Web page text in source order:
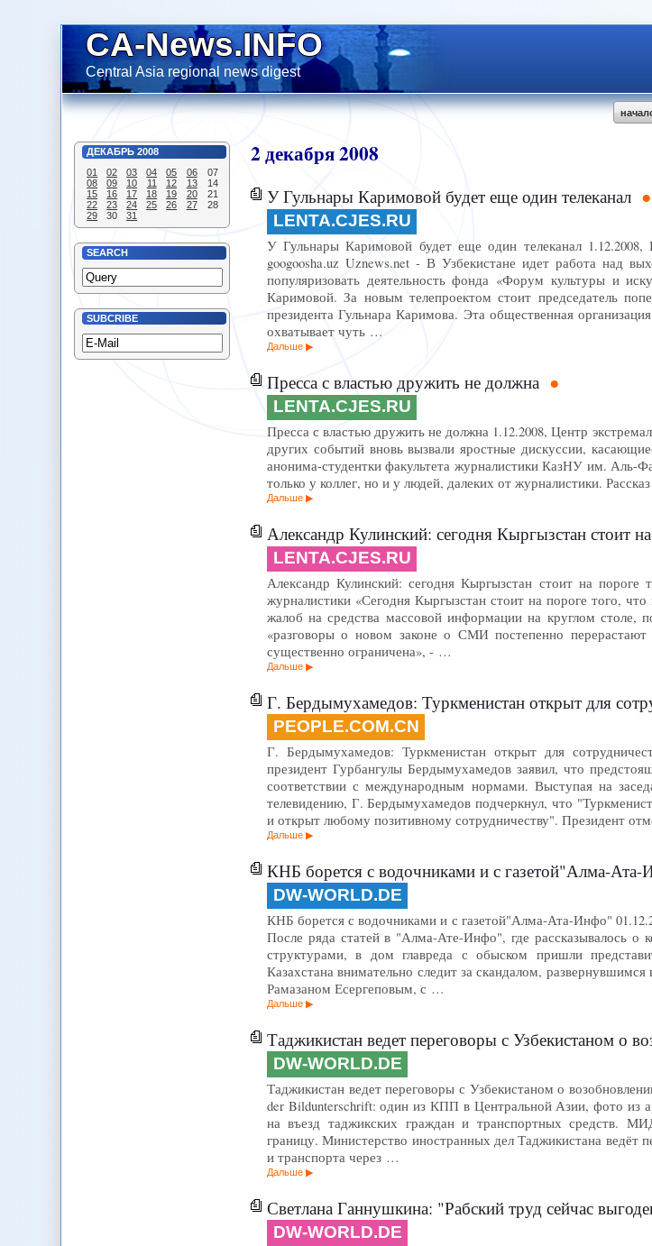
CA-News.INFO
Central Asia regional news digest
ДЕКАБРЬ 2008
01
02 03 04 05 06
07
08
09 10 11 12 13
14
15
16 17 18 19 20
21
22
23 24 25 26 27
28
29
30 31
SEARCH
SUBCRIBE
2декабря2008
У Гульнары Каримовой будет еще один телеканал
LENTA.CJES.RU
У Гульнары Каримовой будет еще один телеканал
googoosha.uz Uznews.net - В Узбекистане идет работа над
популяризовать деятельность фонда «Форум культуры и
Каримовой. За новым телепроектом стоит председатель
президента Гульнара Каримова. Эта общественная
охватывает чуть …
Дальше
Пресса с властью дружить не должна
LENTA.CJES.RU
Пресса с властью дружить не должна 1.12.2008, Центр
других событий вновь вызвали яростные дискуссии,
анонима-студентки факультета журналистики КазНУ им. Аль-
только у коллег, но и у людей, далеких от журналистики.
Дальше
Александр Кулинский: сегодня Кыргызстан стоит
LENTA.CJES.RU
Александр Кулинский: сегодня Кыргызстан стоит на
журналистики «Сегодня Кыргызстан стоит на пороге того,
жалоб на средства массовой информации на круглом столе,
«разговоры о новом законе о СМИ постепенно перерастают
существенно ограничена», - …
Дальше
Г. Бердымухамедов: Туркменистан открыт для
PEOPLE.COM.CN
Г. Бердымухамедов: Туркменистан открыт для
президент Гурбангулы Бердымухамедов заявил, что
соответствии с международным нормами. Выступая на
телевидению, Г. Бердымухамедов подчеркнул, что
и открыт любому позитивному сотрудничеству". Президент
Дальше
КНБ борется с водочниками и с газетой"Алма-
DW-WORLD.DE
КНБ борется с водочниками и с газетой"Алма-Ата-Инфо"
После ряда статей в "Алма-Ате-Инфо", где рассказывалось
структурами, в дом главреда с обыском пришли
Казахстана внимательно следит за скандалом,
Рамазаном Есергеповым, с …
Дальше
Таджикистан ведет переговоры с Узбекистаном о
DW-WORLD.DE
Таджикистан ведет переговоры с Узбекистаном о
der Bildunterschrift: один из КПП в Центральной Азии, фото из
на въезд таджикских граждан и транспортных средств.
границу. Министерство иностранных дел Таджикистана ведёт
и транспорта через …
Дальше
Светлана Ганнушкина: "Рабский труд сейчас
DW-WORLD.DE